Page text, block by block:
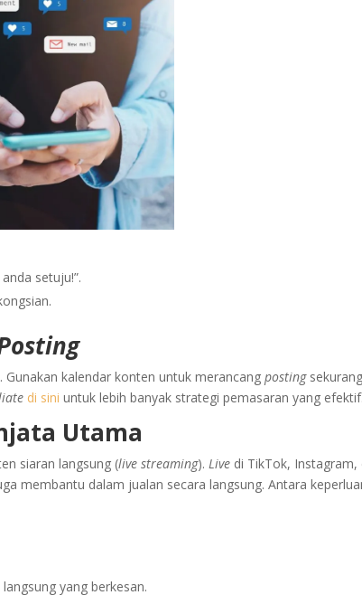
anda setuju!”.
kalendar konten untuk merancangposting
di sini untuk lebih banyak strategi pemasaran yang
Utama
siaran langsung (live streaming). Live di TikTok, Instagram,
membantu dalam jualan secara langsung. Antara
yang berkesan.